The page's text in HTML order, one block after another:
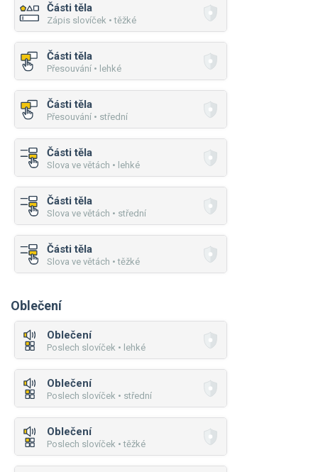
Části těla
Zápis slovíček • těžké
Části těla
Přesouvání • lehké
Části těla
Přesouvání • střední
Části těla
Slova ve větách • lehké
Části těla
Slova ve větách • střední
Části těla
Slova ve větách • těžké
Oblečení
Oblečení
Poslech slovíček • lehké
Oblečení
Poslech slovíček • střední
Oblečení
Poslech slovíček • těžké